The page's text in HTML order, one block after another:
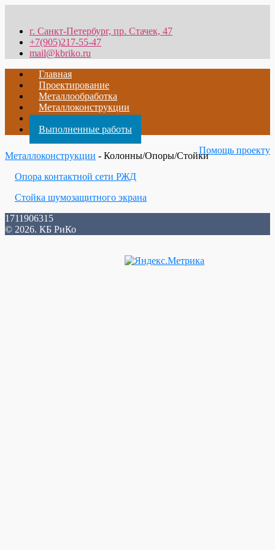
г. Санкт-Петербург, пр. Стачек, 47
+7(905)217-55-47
mail@kbriko.ru
Главная
Проектирование
Металлообработка
Металлоконструкции
Теория
Выполненные работы
Помощь проекту
Металлоконструкции - Колонны/Опоры/Стойки
Опора контактной сети РЖД
Стойка шумозащитного экрана
1711906315
© 2026. КБ РиКо